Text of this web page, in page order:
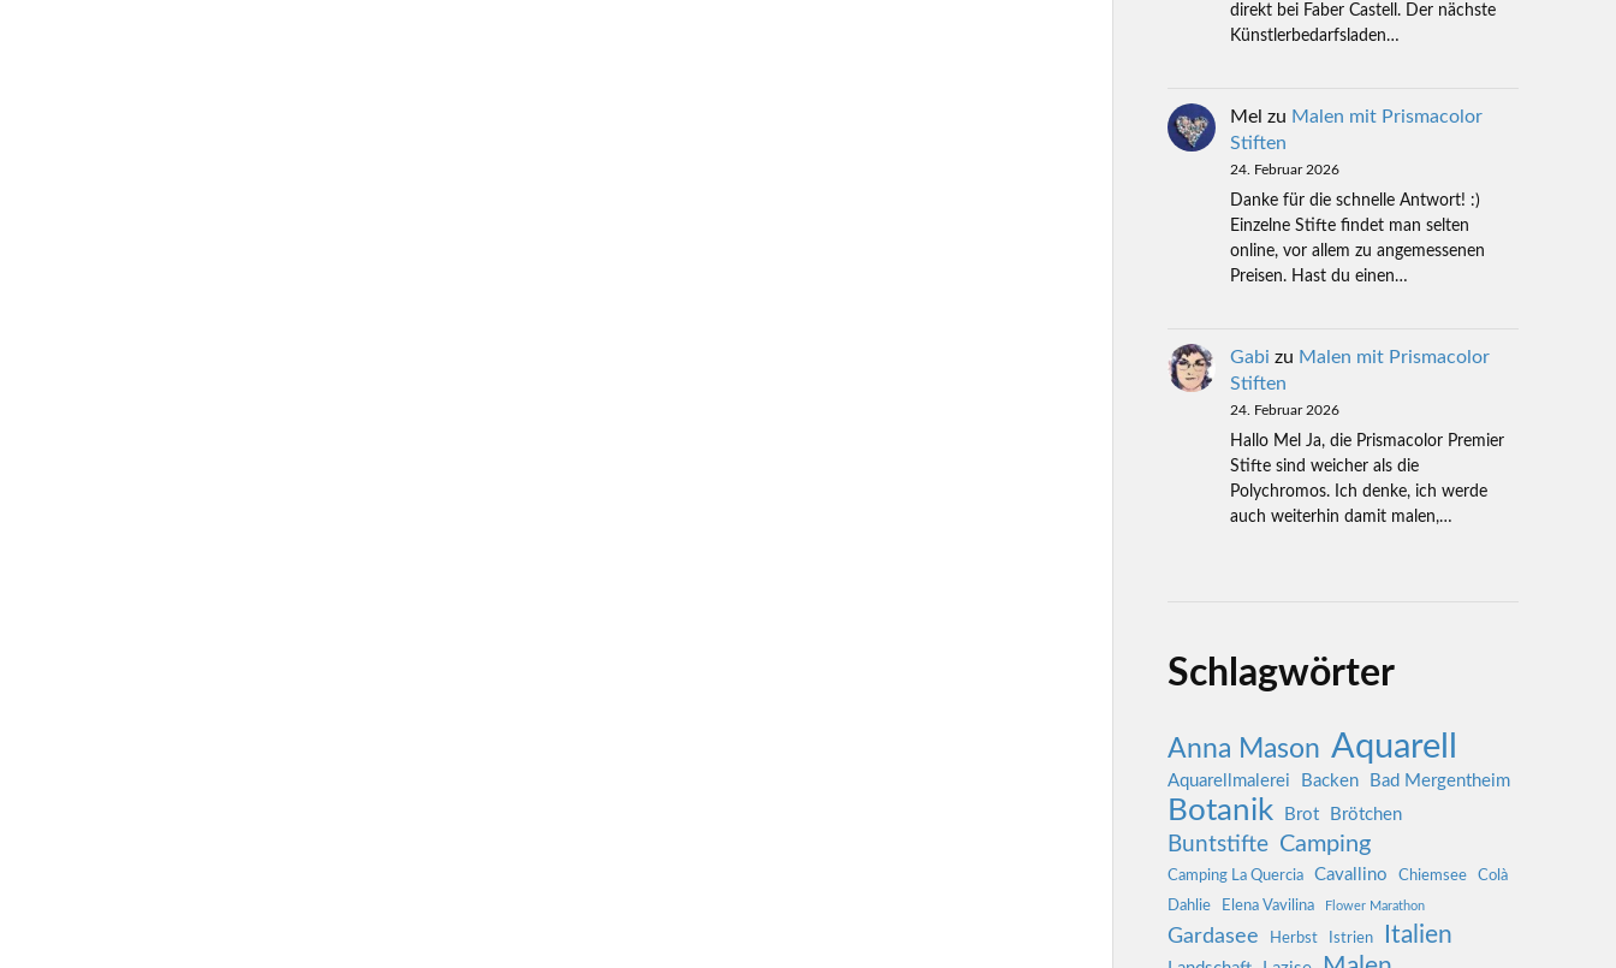
direkt bei Faber Castell. Der nächste
Künstlerbedarfsladen…
Mel zu Malen mit Prismacolor
Stiften
24. Februar 2026
Danke für die schnelle Antwort! :)
Einzelne Stifte findet man selten
online, vor allem zu angemessenen
Preisen. Hast du einen…
Gabi zu Malen mit Prismacolor
Stiften
24. Februar 2026
Hallo Mel Ja, die Prismacolor Premier
Stifte sind weicher als die
Polychromos. Ich denke, ich werde
auch weiterhin damit malen,…
Schlagwörter
Anna Mason Aquarell
Aquarellmalerei Backen Bad Mergentheim
Botanik Brot Brötchen
Buntstifte Camping
Camping La Quercia Cavallino Chiemsee
Colà
Dahlie
Elena Vavilina Flower Marathon
Gardasee Herbst Istrien Italien